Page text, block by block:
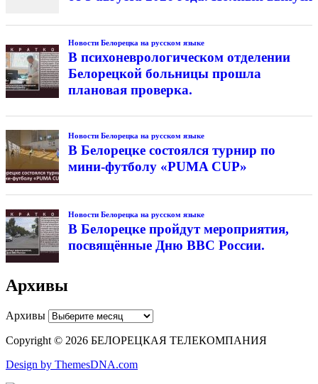
Новости Белорецка на русском языке
В психоневрологическом отделении
Белорецкой больницы прошла
плановая проверка.
Новости Белорецка на русском языке
В Белорецке состоялся турнир по
мини-футболу «PUMA CUP»
Новости Белорецка на русском языке
В Белорецке пройдут мероприятия,
посвящённые Дню ВВС России.
Архивы
Архивы
Copyright © 2026 БЕЛОРЕЦКАЯ ТЕЛЕКОМПАНИЯ
Design by ThemesDNA.com